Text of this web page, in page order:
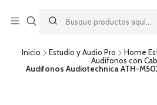
descuento por
por una compra mínima de $49.990.
acumulable a otras promociones ni
Inicio Estudio y Audio Pro Home
Audífonos con
Audifonos Audiotechnica ATH-